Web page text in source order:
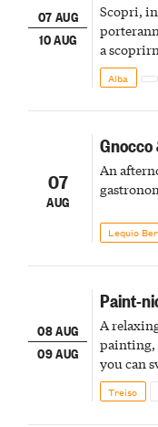
07 AUG
10 AUG
Scopri,
a
Alba
07
AUG
An
Lequio
08 AUG
09 AUG
Paint-
A
painting,
you can
Treiso